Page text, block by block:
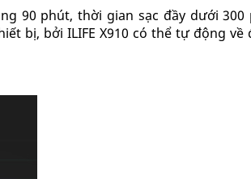
90 phút, thời gian sạc đầy dưới 300
bị, bởi ILIFE X910 có thể tự động về